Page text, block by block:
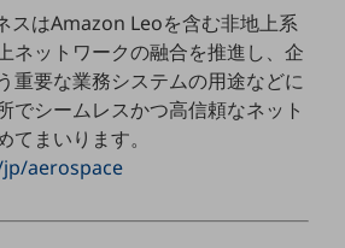
をご紹介
ン
スはAmazon Leoを含む非地上系
ネットワークの融合を推進し、企
重要な業務システムの用途などに
でシームレスかつ高信頼なネット
てまいります。
aerospace